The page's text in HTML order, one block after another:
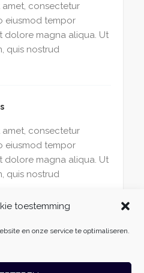
toestemming
en onze service te optimaliseren.
consectetur
eiusmod tempor
dolore magna aliqua. Ut
quis nostrud
consectetur
eiusmod tempor
dolore magna aliqua. Ut
quis nostrud